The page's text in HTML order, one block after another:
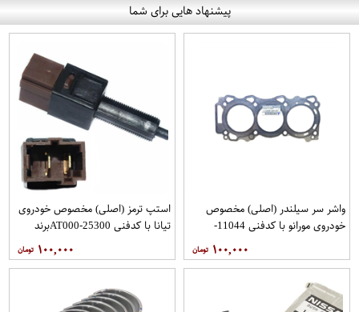
پیشنهاد هایی برای شما
واشر سر سیلندر (اصلی) مخصوص
خودروی مورانو با کدفنی 11044-
8J107برند نیسان موتور فروشگاه
مگاموتور
۱۰۰,۰۰۰
استپ ترمز (اصلی) مخصوص خودروی
تیانا با کدفنی 25300-AT000برند
۱۰۰,۰۰۰